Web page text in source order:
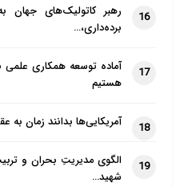
16
رهبر کاتولیک‌های جهان
برده‌داری،…
17
آماده توسعه همکاری
هستیم
18 آمریکایی‌ها بدانند زمان
19
الگوی مدیریتِ بحران و
شهید…